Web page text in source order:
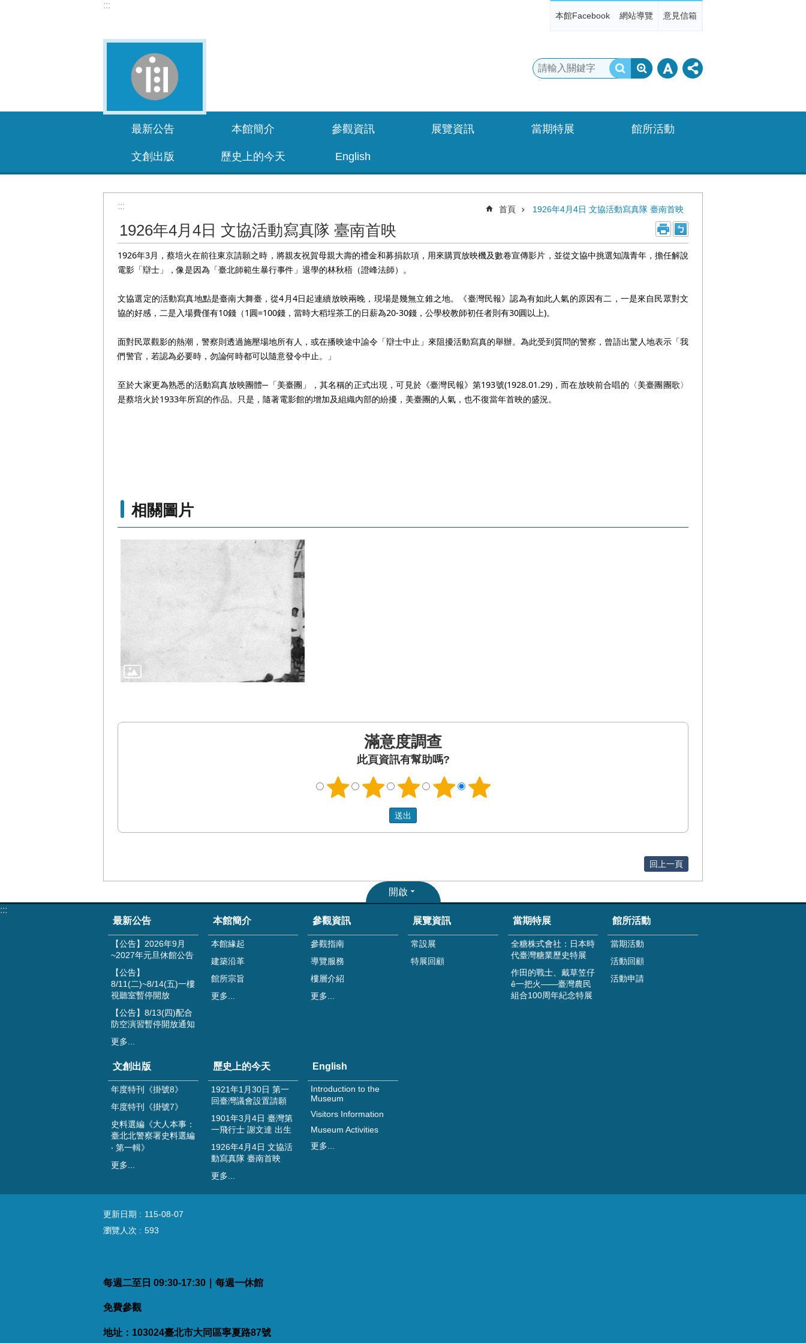
:::
本館Facebook 網站導覽 意見信箱
最新公告 本館簡介 參觀資訊 展覽資訊 當期特展 館所活動
文創出版 歷史上的今天 English
::: 首頁 1926年4月4日 文協活動寫真隊 臺南首映
1926年4月4日 文協活動寫真隊 臺南首映
1926年3月，蔡培火在前往東京請願之時，將親友祝賀母親大壽的禮金和募捐款項，用來購買放映機及數卷宣傳影片，並從文協中挑選知識青年，擔任解說
電影「辯士」，像是因為「臺北師範生暴行事件」退學的林秋梧 （證峰法師）。
文協選定的活動寫真地點是臺南大舞臺，從4月4日起連續放映兩晚，現場是幾無立錐之地。《臺灣民報》認為有如此人氣的原因有二，一是來自民眾對文
協的好感，二是入場費僅有10錢（1圓=100錢，當時大稻埕茶工的日薪為20-30錢，公學校教師初任者則有30圓以上)。
面對民眾觀影的熱潮，警察則透過施壓場地所有人，或在播映途中諭令「辯士中止」來阻擾活動寫真的舉辦。為此受到質問的警察，曾語出驚人地表示「我
們警官，若認為必要時，勿論何時都可以隨意發令中止。」
至於大家更為熟悉的活動寫真放映團體─「美臺團」，其名稱的正式出現，可見於《臺灣民報》第193號(1928.01.29)，而在放映前合唱的〈美臺團團歌〉
是蔡培火於1933年所寫的作品。只是，隨著電影館的增加及組織內部的紛擾，美臺團的人氣，也不復當年首映的盛況。
相關圖片
滿意度調查
此頁資訊有幫助嗎?
回上一頁
開啟
:::
最新公告
【公告】2026年9月
~2027年元旦休館公告
【公告】
8/11(二)~8/14(五)一樓
視聽室暫停開放
【公告】8/13(四)配合
防空演習暫停開放通知
更多...
本館簡介
本館緣起
建築沿革
館所宗旨
更多...
參觀資訊
參觀指南
導覽服務
樓層介紹
更多...
展覽資訊
常設展
特展回顧
當期特展
全糖株式會社：日本時
代臺灣糖業歷史特展
作田的戰士、戴草笠仔
ê一把火——臺灣農民
組合100周年紀念特展
館所活動
當期活動
活動回顧
活動申請
文創出版
年度特刊《掛號8》
年度特刊《掛號7》
史料選編《大人本事：
臺北北警察署史料選編
‧ 第一輯》
更多...
歷史上的今天
1921年1月30日 第一
回臺灣議會設置請願
1901年3月4日 臺灣第
一飛行士 謝文達 出生
1926年4月4日 文協活
動寫真隊 臺南首映
更多...
English
Introduction to the
Museum
Visitors Information
Museum Activities
更多...
更新日期
115-08-07
瀏覽人次
593
每週二至日 09:30-17:30｜每週一休館
免費參觀
地址：103024臺北市大同區寧夏路87號